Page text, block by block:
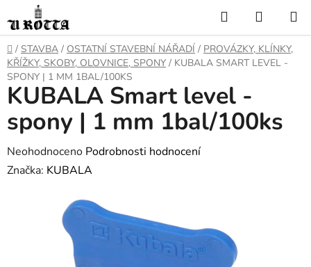
na
obsah
Hledat
KOŠÍK
DOMŮ
/ STAVBA / OSTATNÍ STAVEBNÍ NÁŘADÍ / PROVÁZKY, KLÍNKY,
KŘÍŽKY, SKOBY, OLOVNICE, SPONY / KUBALA SMART LEVEL -
SPONY | 1 MM 1BAL/100KS
KUBALA Smart level -
spony | 1 mm 1bal/100ks
Průměrné
hodnocení
Neohodnoceno Podrobnosti hodnocení
Značka: KUBALA